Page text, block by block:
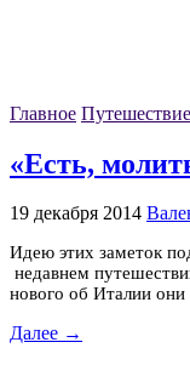
Главное Путешествие
«Есть,
19 декабря 2014
Идею этих заметок
недавнем
нового об Италии
Далее →